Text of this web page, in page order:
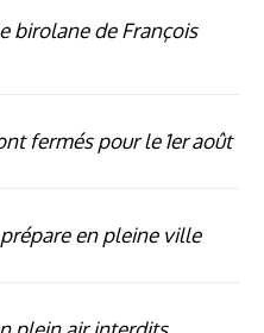
birolane de François
fermés pour le 1er août
en pleine ville